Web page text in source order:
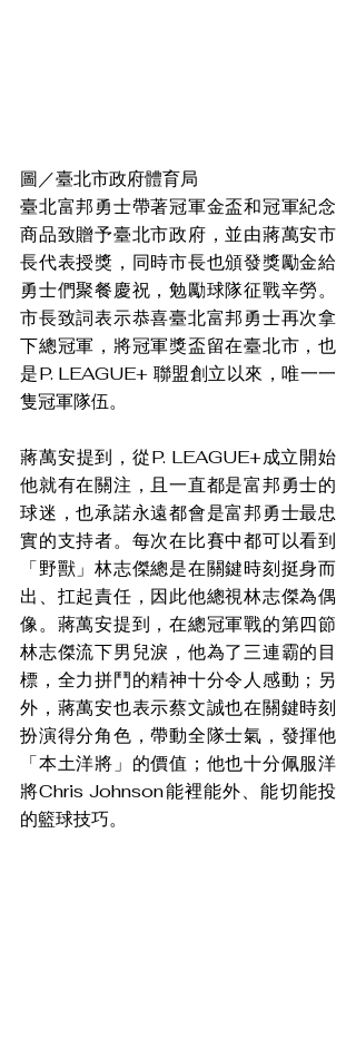
圖／臺北市政府體育局
臺北富邦勇士帶著冠軍金盃和冠軍紀念
商品致贈予臺北市政府，並由蔣萬安市
長代表授獎，同時市長也頒發獎勵金給
勇士們聚餐慶祝，勉勵球隊征戰辛勞。
市長致詞表示恭喜臺北富邦勇士再次拿
下總冠軍，將冠軍獎盃留在臺北市，也
是P. LEAGUE+ 聯盟創立以來，唯一一
隻冠軍隊伍。
蔣萬安提到，從P. LEAGUE+成立開始
他就有在關注，且一直都是富邦勇士的
球迷，也承諾永遠都會是富邦勇士最忠
實的支持者。每次在比賽中都可以看到
「野獸」林志傑總是在關鍵時刻挺身而
出、扛起責任，因此他總視林志傑為偶
像。蔣萬安提到，在總冠軍戰的第四節
林志傑流下男兒淚，他為了三連霸的目
標，全力拼鬥的精神十分令人感動；另
外，蔣萬安也表示蔡文誠也在關鍵時刻
扮演得分角色，帶動全隊士氣，發揮他
「本土洋將」的價值；他也十分佩服洋
將Chris Johnson能裡能外、能切能投
的籃球技巧。